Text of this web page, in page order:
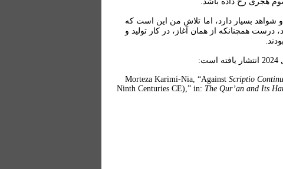
بسیار دارد، اما تلاش من این است که
درست همچنانکه از همان آغاز، در کار تولید و
Morteza Karimi-Nia, “Against Scriptio
Ninth Centuries CE),” in: The Qur’an and Its